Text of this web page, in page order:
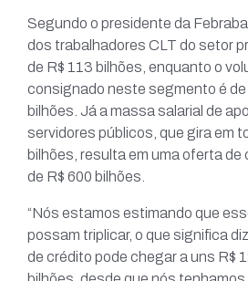
Segundo o presidente da
dos trabalhadores CLT do setor
de R$ 113 bilhões, enquanto o
consignado neste segmento é de
bilhões. Já a massa salarial de
servidores públicos, que gira em
bilhões, resulta em uma oferta
de R$ 600 bilhões.
“Nós estamos estimando que
possam triplicar, o que significa
de crédito pode chegar a uns R$